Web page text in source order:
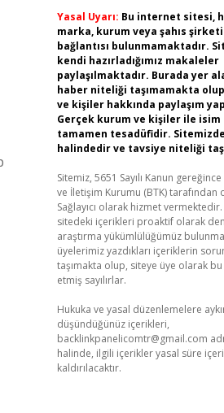
Yasal Uyarı: Bu internet sitesi,
marka, kurum veya şahıs
bağlantısı bulunmamaktadır.
kendi hazırladığımız makaleler
paylaşılmaktadır. Burada yer
haber niteliği taşımamakta
ve kişiler hakkında paylaşım
Gerçek kurum ve kişiler ile
tamamen tesadüfidir.
halindedir ve tavsiye niteliği
Sitemiz, 5651 Sayılı Kanun
ve İletişim Kurumu (BTK) tarafından
Sağlayıcı olarak hizmet
sitedeki içerikleri proaktif olarak
araştırma yükümlülüğümüz
üyelerimiz yazdıkları içeriklerin
taşımakta olup, siteye üye olarak
etmiş sayılırlar.
Hukuka ve yasal düzenlemelere
düşündüğünüz içerikleri,
backlinkpanelicomtr@gmail.com
halinde, ilgili içerikler yasal süre
kaldırılacaktır.